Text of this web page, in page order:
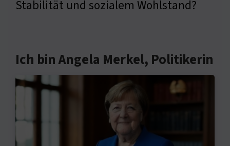
Stabilität und sozialem Wohlstand?
Ich bin Angela Merkel, Politikerin